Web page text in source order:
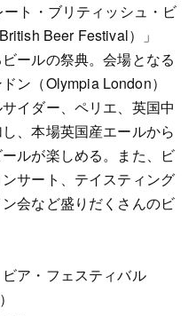
ト・ブリティッシュ・ビ
Beer Festival）」
ールの祭典。会場となる
ン（Olympia London）
イダー、ペリエ、英国中
、本場英国産エールから
ルが楽しめる。また、ビ
サート、テイスティング
会など盛りだくさんのビ
ア・フェスティバル